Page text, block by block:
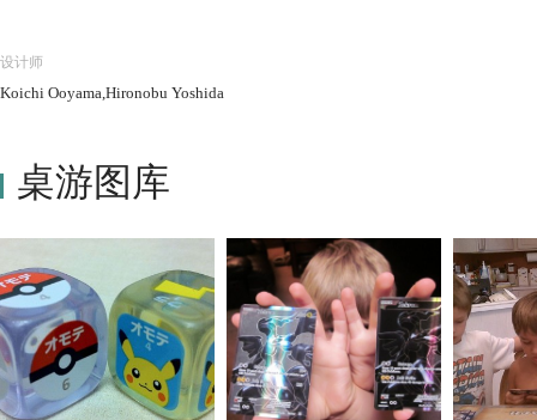
设计师
Koichi Ooyama,Hironobu Yoshida
桌游图库